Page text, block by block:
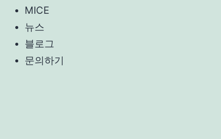
MICE
뉴스
블로그
문의하기